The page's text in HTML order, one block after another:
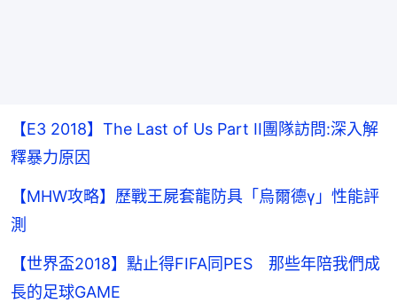
【E3 2018】The Last of Us Part II團隊訪問:深入解
釋暴力原因
【MHW攻略】歷戰王屍套龍防具「烏爾德γ」性能評
測
【世界盃2018】點止得FIFA同PES 那些年陪我們成
長的足球GAME